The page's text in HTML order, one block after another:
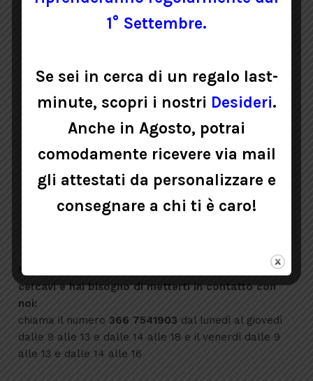
Posso fare più regali insieme? Posso comprare in un
unico ordine prodotti appartenenti a categorie
A chi verranno spediti i miei regali?
Come verranno impiegati i fondi raccolti?
Perché scegliere i Regali Solidali di Mission
Se non hai trovato una risposta a quello che
cercavi e hai bisogno di metterti in contatto con
noi:
chiama il numero 366 7541903 dal lunedì al giovedì
dalle 9 alle 13 e dalle 14 alle 18 e il venerdì dalle 9
alle 13 e dalle 14 alle 16
1° Settembre.
Se sei in cerca di un regalo last-
minute, scopri i nostri Desideri.
Anche in Agosto, potrai
comodamente ricevere via mail
gli attestati da personalizzare e
consegnare a chi ti è caro!